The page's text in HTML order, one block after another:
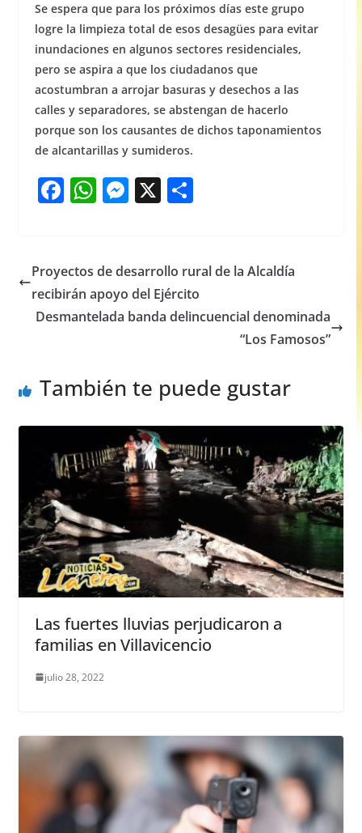
Se espera que para los próximos días este grupo
logre la limpieza total de esos desagües para evitar
inundaciones en algunos sectores residenciales,
pero se aspira a que los ciudadanos que
acostumbran a arrojar basuras y desechos a las
calles y separadores, se abstengan de hacerlo
porque son los causantes de dichos taponamientos
de alcantarillas y sumideros.
F
e
b
o
W
s
A
p
M
e
n
g
X S
e
Proyectos de desarrollo rural de la Alcaldía
recibirán apoyo del Ejército
Desmantelada banda delincuencial denominada
“Los Famosos”
También te puede gustar
Las fuertes lluvias perjudicaron a
familias en Villavicencio
julio 28, 2022